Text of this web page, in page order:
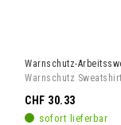
Warnschutz-
Warnschutz
sofort lieferbar
CHF 30.33